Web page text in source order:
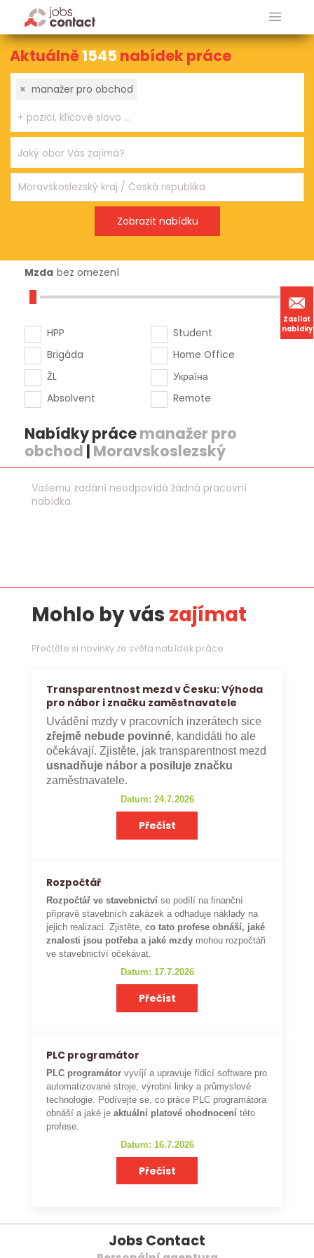
Zasílat
nabídky
Aktuálně1545 nabídek práce
× manažer pro obchod
Mzda bez omezení
HPP
Brigáda
ŽL
Absolvent
Student
Home Office
Україна
Remote
Nabídky prácemanažer pro
obchod | Moravskoslezský
Vašemu zadání neodpovídá žádná pracovní
nabídka.
Mohlo by vás zajímat
Přečtěte si novinky ze světa nabídek práce
Transparentnost mezd v Česku: Výhoda
pro nábor i značku zaměstnavatele
Uvádění mzdy v pracovních inzerátech sice
zřejmě nebude povinné, kandidáti ho ale
očekávají. Zjistěte, jak transparentnost mezd
usnadňuje nábor a posiluje značku
zaměstnavatele.
Datum: 24.7.2026
Přečíst
Rozpočtář
Rozpočtář ve stavebnictví se podílí na finanční
přípravě stavebních zakázek a odhaduje náklady na
jejich realizaci. Zjistěte,co tato profese obnáší, jaké
znalosti jsou potřeba a jaké mzdy mohou rozpočtáři
ve stavebnictví očekávat.
Datum: 17.7.2026
Přečíst
PLC programátor
PLC programátor vyvíjí a upravuje řídicí software pro
automatizované stroje, výrobní linky a průmyslové
technologie. Podívejte se, co práce PLC programátora
obnáší a jaké je aktuální platové ohodnocení této
profese.
Datum: 16.7.2026
Přečíst
Jobs Contact